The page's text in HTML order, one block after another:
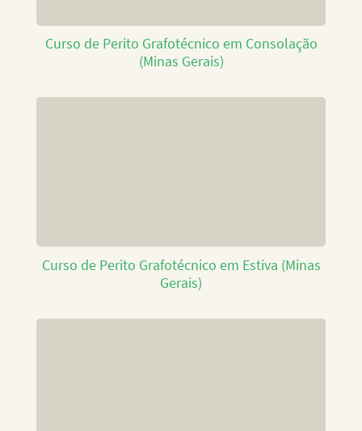
Curso de Perito Grafotécnico em Consolação
(Minas Gerais)
Curso de Perito Grafotécnico em Estiva (Minas
Gerais)